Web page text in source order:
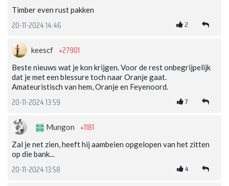
Timber even rust pakken
20-11-2024 14:46 2
keescf +27901
Beste nieuws wat je kon krijgen. Voor de rest onbegrijpelijk
dat je met een blessure toch naar Oranje gaat.
Amateuristisch van hem, Oranje en Feyenoord.
20-11-2024 13:59 7
Mungon +1181
Zal je net zien, heeft hij aambeien opgelopen van het zitten
op die bank...
20-11-2024 13:58 4